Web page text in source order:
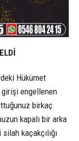
Hükümet
girişi engellenen
birkaç
kapalı bir arka
kaçakçılığı